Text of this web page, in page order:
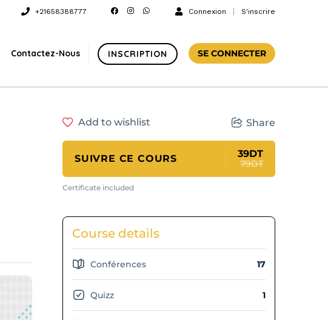
Connexion S'inscrire
+21658388777
INSCRIPTION SE CONNECTER
Contactez-Nous
Add to wishlist Share
SUIVRE CE COURS 39DT
79DT
Certificate included
Course details
Conférences 17
Quizz 1